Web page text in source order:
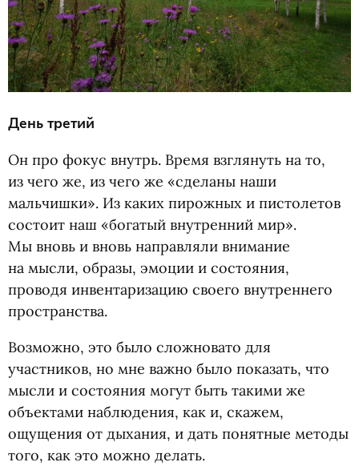
День третий
Он про фокус внутрь. Время взглянуть на то,
из чего же, из чего же «сделаны наши
мальчишки». Из каких пирожных и пистолетов
состоит наш «богатый внутренний мир».
Мы вновь и вновь направляли внимание
на мысли, образы, эмоции и состояния,
проводя инвентаризацию своего внутреннего
пространства.
Возможно, это было сложновато для
участников, но мне важно было показать, что
мысли и состояния могут быть такими же
объектами наблюдения, как и, скажем,
ощущения от дыхания, и дать понятные методы
того, как это можно делать.